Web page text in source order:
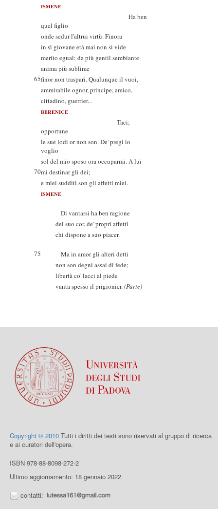
ISMENE
Ha ben
quel figlio
onde sedur l'altrui virtù. Finora
in sì giovane età mai non si vide
merito egual; da più gentil sembiante
anima più sublime
65finor non trasparì. Qualunque il vuoi,
ammirabile ognor, principe, amico,
cittadino, guerrier...
BERENICE
Taci;
opportune
le sue lodi or non son. De' pregi io
voglio
sol del mio sposo ora occuparmi. A lui
70mi destinar gli dei;
e miei sudditi son gli affetti miei.
ISMENE
Di vantarsi ha ben ragione
del suo cor, de' propri affetti
chi dispone a suo piacer.
75
Ma in amor gli alteri detti
non son degni assai di fede;
libertà co' lacci al piede
vanta spesso il prigionier.(Parte)
Copyright © 2010 Tutti i diritti dei testi sono riservati al gruppo di ricerca
e ai curatori dell'opera.
ISBN 978-88-8098-272-2
Ultimo aggiornamento: 18 gennaio 2022
contatti: